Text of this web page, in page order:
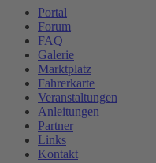
Portal
Forum
FAQ
Galerie
Marktplatz
Fahrerkarte
Veranstaltungen
Anleitungen
Partner
Links
Kontakt